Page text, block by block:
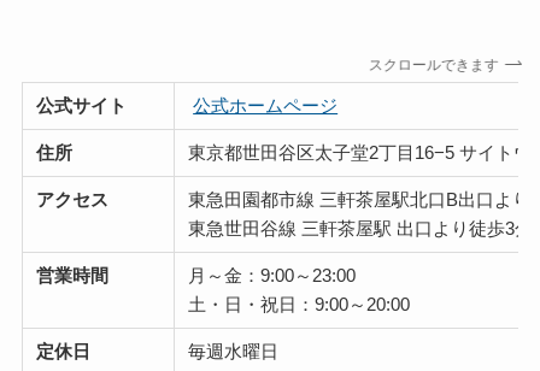
スクロールできます
公式サイト 公式ホームページ
住所 東京都世田谷区太子堂2丁目16−5 サイトウ
アクセス
東急田園都市線 三軒茶屋駅北口B出口より
東急世田谷線 三軒茶屋駅 出口より徒歩3分
営業時間
月～金：9:00～23:00
土・日・祝日：9:00～20:00
定休日 毎週水曜日